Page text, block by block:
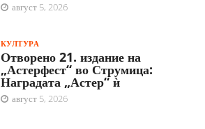
август 5, 2026
КУЛТУРА
Отворено 21. издание на
„Астерфест“ во Струмица:
Наградата „Астер“ ѝ
август 5, 2026